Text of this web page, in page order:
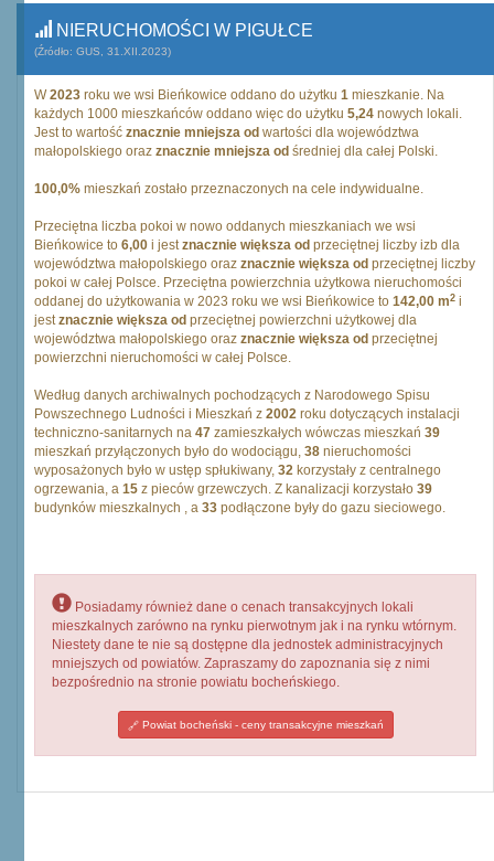
NIERUCHOMOŚCI W PIGUŁCE
(Źródło: GUS, 31.XII.2023)
W2023 roku we wsi Bieńkowice oddano do użytku 1 mieszkanie. Na
każdych 1000 mieszkańców oddano więc do użytku 5,24 nowych lokali.
Jest to wartość znacznie mniejsza od wartości dla województwa
małopolskiego oraz znacznie mniejsza od średniej dla całej Polski.
100,0% mieszkań zostało przeznaczonych na cele indywidualne.
Przeciętna liczba pokoi w nowo oddanych mieszkaniach we wsi
Bieńkowice to 6,00 i jestznacznie większa od przeciętnej liczby izb dla
województwa małopolskiego oraz znacznie większa od przeciętnej liczby
pokoi w całej Polsce. Przeciętna powierzchnia użytkowa nieruchomości
oddanej do użytkowania w 2023 roku we wsi Bieńkowice to 142,00 m2 i
jestznacznie większa od przeciętnej powierzchni użytkowej dla
województwa małopolskiego oraz znacznie większa od przeciętnej
powierzchni nieruchomości w całej Polsce.
Według danych archiwalnych pochodzących z Narodowego Spisu
Powszechnego Ludności i Mieszkań z 2002 roku dotyczących instalacji
techniczno-sanitarnych na 47 zamieszkałych wówczas mieszkań 39
mieszkań przyłączonych było do wodociągu, 38 nieruchomości
wyposażonych było w ustęp spłukiwany, 32 korzystały z centralnego
ogrzewania, a 15 z pieców grzewczych. Z kanalizacji korzystało 39
budynków mieszkalnych , a 33 podłączone były do gazu sieciowego.
Posiadamy również dane o cenach transakcyjnych lokali
mieszkalnych zarówno na rynku pierwotnym jak i na rynku wtórnym.
Niestety dane te nie są dostępne dla jednostek administracyjnych
mniejszych od powiatów. Zapraszamy do zapoznania się z nimi
bezpośrednio na stronie powiatu bocheńskiego.
Powiat bocheński - ceny transakcyjne mieszkań